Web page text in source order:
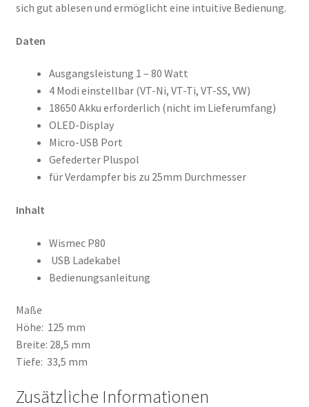
sich gut ablesen und ermöglicht eine intuitive Bedienung.
Daten
Ausgangsleistung 1 – 80 Watt
4 Modi einstellbar (VT-Ni, VT-Ti, VT-SS, VW)
18650 Akku erforderlich (nicht im Lieferumfang)
OLED-Display
Micro-USB Port
Gefederter Pluspol
für Verdampfer bis zu 25mm Durchmesser
Inhalt
Wismec P80
USB Ladekabel
Bedienungsanleitung
Maße
Höhe: 125 mm
Breite: 28,5 mm
Tiefe: 33,5 mm
Zusätzliche Informationen